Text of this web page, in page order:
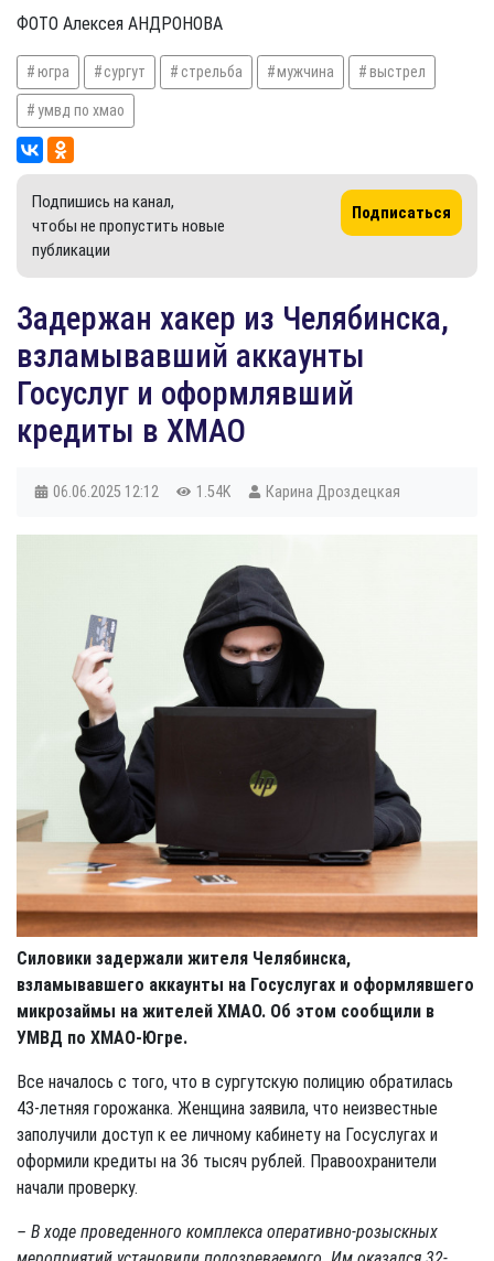
ФОТО Алексея АНДРОНОВА
югра сургут стрельба мужчина выстрел
умвд по хмао
Подпишись на канал,
чтобы не пропустить новые
публикации
Подписаться
Задержан хакер из Челябинска,
взламывавший аккаунты
Госуслуг и оформлявший
кредиты в ХМАО
06.06.2025 12:12 1.54K Карина Дроздецкая
Силовики задержали жителя Челябинска,
взламывавшего аккаунты на Госуслугах и оформлявшего
микрозаймы на жителей ХМАО. Об этом сообщили в
УМВД по ХМАО-Югре.
Все началось с того, что в сургутскую полицию обратилась
43-летняя горожанка. Женщина заявила, что неизвестные
заполучили доступ к ее личному кабинету на Госуслугах и
оформили кредиты на 36 тысяч рублей. Правоохранители
начали проверку.
– В ходе проведенного комплекса оперативно-розыскных